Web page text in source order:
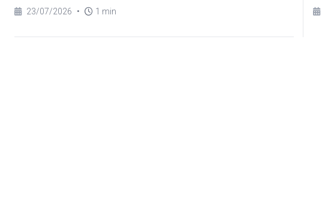
23/07/2026 • 1 min